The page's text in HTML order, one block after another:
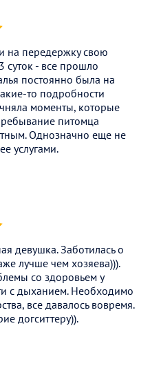
на передержку свою
суток - все прошло
постоянно была на
то подробности
моменты, которые
питомца
Однозначно еще не
услугами.
девушка. Заботилась о
лучше чем хозяева))).
со здоровьем у
с дыханием. Необходимо
все давалось вовремя.
догситтеру)).